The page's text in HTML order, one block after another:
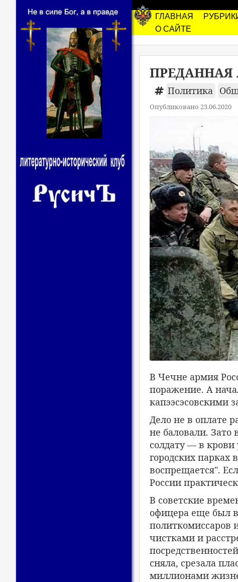
ГЛАВНАЯ
О САЙТЕ
ПРЕДАННАЯ
Политика
Опубликовано 23.06.2020
В Чечне армия
поражение. А
капээсэсовскими
Дело не в оплате
не баловали. Зато
солдату — в крови
городских
воспрещается".
России
В советские
офицера еще был
политкомиссаров
чистками и
сняла, срезала
миллионами